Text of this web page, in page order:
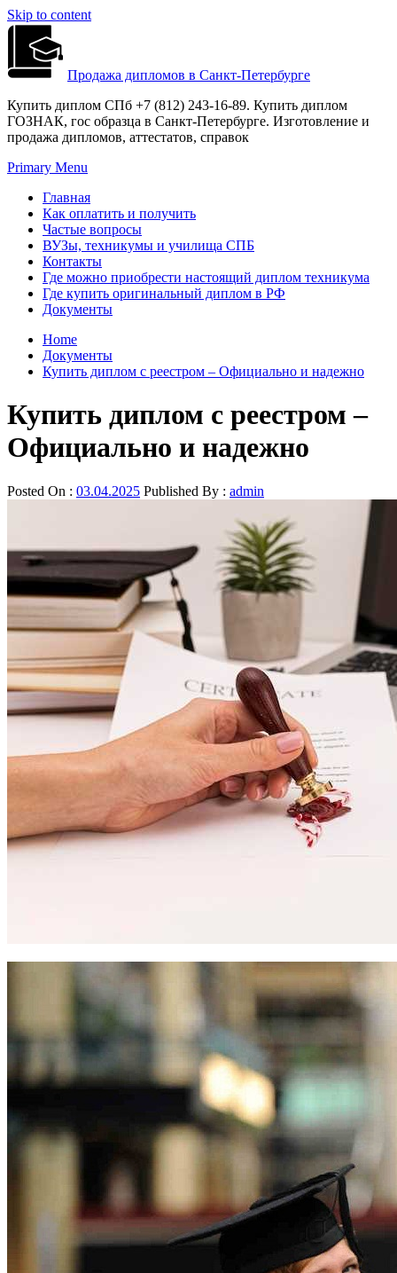
Skip to content
Продажа дипломов в Санкт-Петербурге
Купить диплом СПб +7 (812) 243-16-89. Купить диплом
ГОЗНАК, гос образца в Санкт-Петербурге. Изготовление и
продажа дипломов, аттестатов, справок
Primary Menu
Главная
Как оплатить и получить
Частые вопросы
ВУЗы, техникумы и училища СПБ
Контакты
Где можно приобрести настоящий диплом техникума
Где купить оригинальный диплом в РФ
Документы
Home
Документы
Купить диплом с реестром – Официально и надежно
Купить диплом с реестром –
Официально и надежно
Posted On : 03.04.2025 Published By : admin